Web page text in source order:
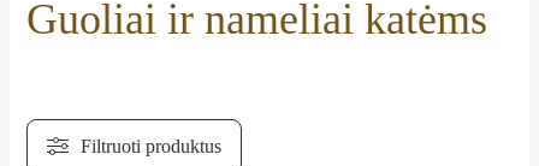
Guoliai ir nameliai katėms